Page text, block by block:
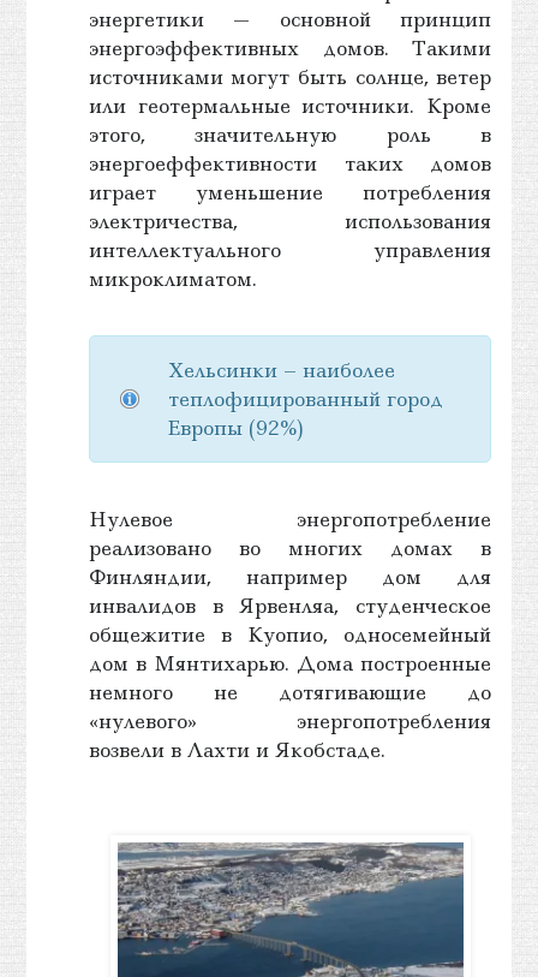
энергетики — основной принцип
энергоэффективных домов. Такими
источниками могут быть солнце, ветер
или геотермальные источники. Кроме
этого, значительную роль в
энергоеффективности таких домов
играет уменьшение потребления
электричества, использования
интеллектуального управления
микроклиматом.
Хельсинки – наиболее
теплофицированный город
Европы (92%)
Нулевое энергопотребление
реализовано во многих домах в
Финляндии, например дом для
инвалидов в Ярвенляа, студенческое
общежитие в Куопио, односемейный
дом в Мянтихарью. Дома построенные
немного не дотягивающие до
«нулевого» энергопотребления
возвели в Лахти и Якобстаде.